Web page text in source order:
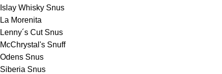
Islay Whisky Snus
La Morenita
Lenny´s Cut Snus
McChrystal's Snuff
Odens Snus
Siberia Snus